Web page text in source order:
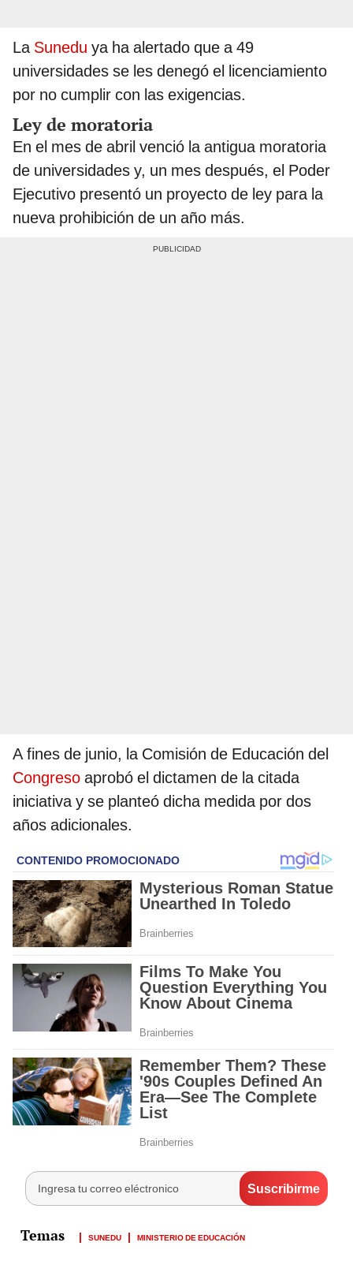
La Sunedu ya ha alertado que a 49
universidades se les denegó el licenciamiento
por no cumplir con las exigencias.
Ley de moratoria
En el mes de abril venció la antigua moratoria
de universidades y, un mes después, el Poder
Ejecutivo presentó un proyecto de ley para la
nueva prohibición de un año más.
A fines de junio, la Comisión de Educación del
Congreso aprobó el dictamen de la citada
iniciativa y se planteó dicha medida por dos
años adicionales.
SUNEDU MINISTERIO DE EDUCACIÓN